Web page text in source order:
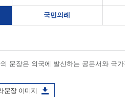
국민의례
문장은 외국에 발신하는 공문서와 국
문장 이미지